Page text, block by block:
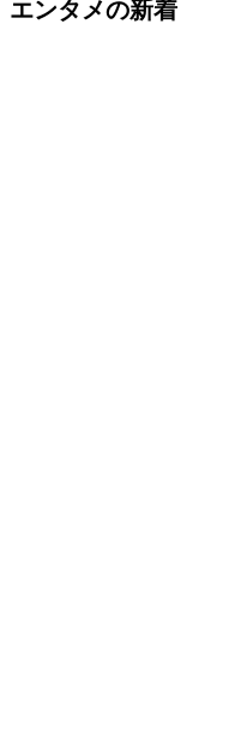
エンタメの新着